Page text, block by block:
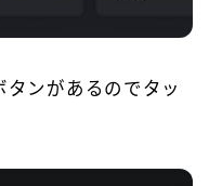
ンがあるのでタッ